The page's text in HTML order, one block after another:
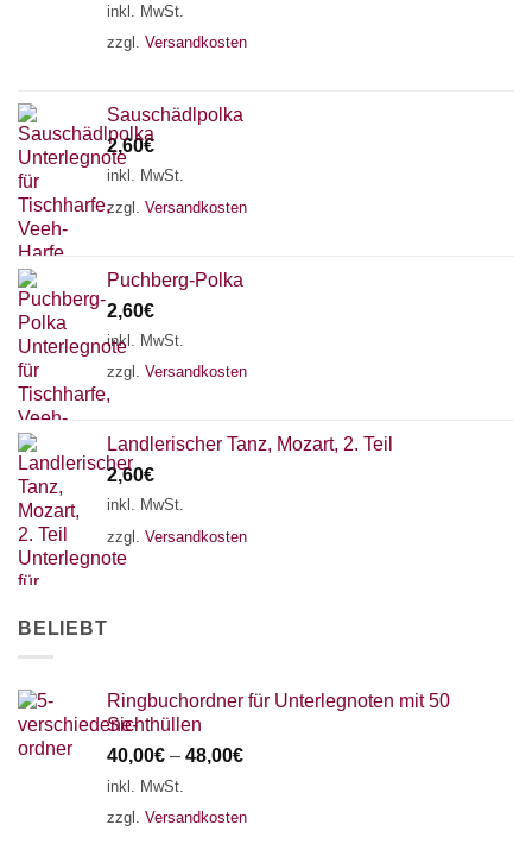
inkl. MwSt.
zzgl. Versandkosten
Sauschädlpolka
2,60€
inkl. MwSt.
zzgl. Versandkosten
Puchberg-Polka
2,60€
inkl. MwSt.
zzgl. Versandkosten
Landlerischer Tanz, Mozart, 2. Teil
2,60€
inkl. MwSt.
zzgl. Versandkosten
BELIEBT
Ringbuchordner für Unterlegnoten mit 50
Sichthüllen
40,00€ – 48,00€
inkl. MwSt.
zzgl. Versandkosten
Chat Support
18 SAITEN